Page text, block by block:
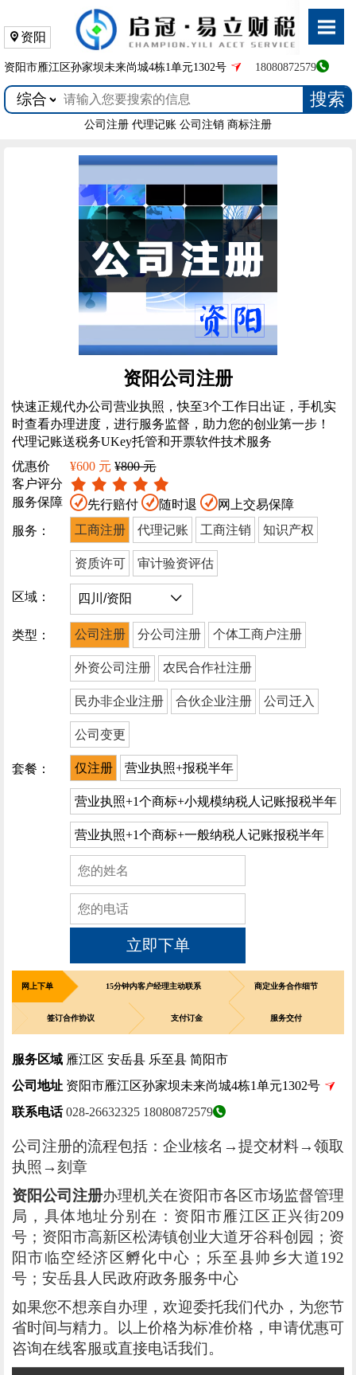
资阳
资阳市雁江区孙家坝未来尚城4栋1单元1302号 18080872579
搜索
公司注册 代理记账 公司注销 商标注册
资阳公司注册
快速正规代办公司营业执照，快至3个工作日出证，手机实
时查看办理进度，进行服务监督，助力您的创业第一步！
代理记账送税务UKey托管和开票软件技术服务
优惠价
¥600 元 ¥800 元
客户评分
服务保障
先行赔付 随时退
网上交易保障
服务：
工商注册 代理记账 工商注销 知识产权
资质许可 审计验资评估
区域：
类型： 公司注册 分公司注册 个体工商户注册
外资公司注册 农民合作社注册
民办非企业注册 合伙企业注册 公司迁入
公司变更
套餐： 仅注册 营业执照+报税半年
营业执照+1个商标+小规模纳税人记账报税半年
营业执照+1个商标+一般纳税人记账报税半年
立即下单
网上下单 15分钟内客户经理主动联系 商定业务合作细节
签订合作协议 支付订金 服务交付
服务区域 雁江区 安岳县 乐至县 简阳市
公司地址 资阳市雁江区孙家坝未来尚城4栋1单元1302号
联系电话 028-26632325 18080872579
公司注册的流程包括：企业核名→提交材料→领取
执照→刻章
资阳公司注册办理机关在资阳市各区市场监督管理
局，具体地址分别在：资阳市雁江区正兴街209
号；资阳市高新区松涛镇创业大道牙谷科创园；资
阳市临空经济区孵化中心；乐至县帅乡大道192
号；安岳县人民政府政务服务中心
如果您不想亲自办理，欢迎委托我们代办，为您节
省时间与精力。以上价格为标准价格，申请优惠可
咨询在线客服或直接电话我们。